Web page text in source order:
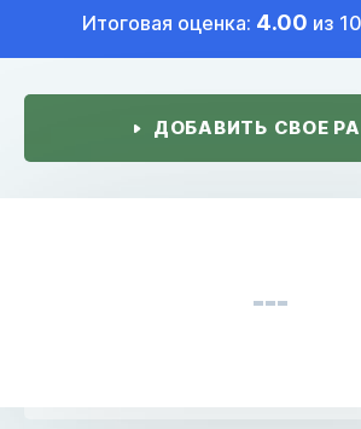
Итоговая оценка: 4.00 из 10
ДОБАВИТЬ СВОЕ